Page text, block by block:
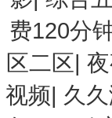
费120分
区二区|
视频| 久